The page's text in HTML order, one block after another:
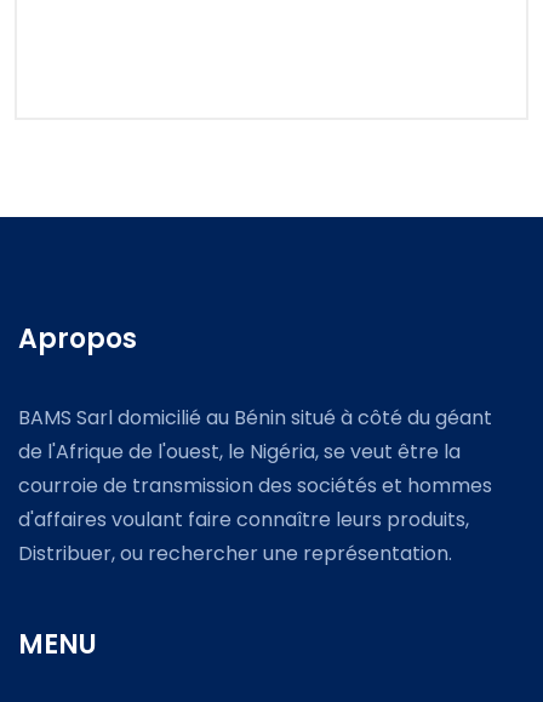
Apropos
BAMS Sarl domicilié au Bénin situé à côté du géant
de l'Afrique de l'ouest, le Nigéria, se veut être la
courroie de transmission des sociétés et hommes
d'affaires voulant faire connaître leurs produits,
Distribuer, ou rechercher une représentation.
MENU